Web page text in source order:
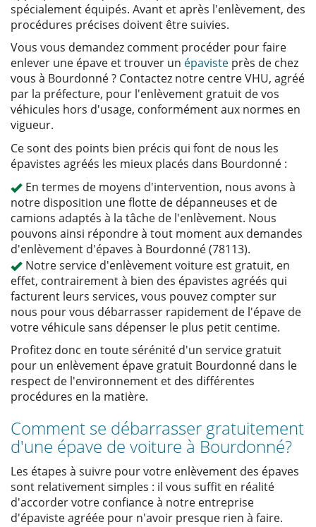
spécialement équipés. Avant et après l'enlèvement, des
procédures précises doivent être suivies.
Vous vous demandez comment procéder pour faire
enlever une épave et trouver un épaviste près de chez
vous à Bourdonné ? Contactez notre centre VHU, agréé
par la préfecture, pour l'enlèvement gratuit de vos
véhicules hors d'usage, conformément aux normes en
vigueur.
Ce sont des points bien précis qui font de nous les
épavistes agréés les mieux placés dans Bourdonné :
En termes de moyens d'intervention, nous avons à
notre disposition une flotte de dépanneuses et de
camions adaptés à la tâche de l'enlèvement. Nous
pouvons ainsi répondre à tout moment aux demandes
d'enlèvement d'épaves à Bourdonné (78113).
Notre service d'enlèvement voiture est gratuit, en
effet, contrairement à bien des épavistes agréés qui
facturent leurs services, vous pouvez compter sur
nous pour vous débarrasser rapidement de l'épave de
votre véhicule sans dépenser le plus petit centime.
Profitez donc en toute sérénité d'un service gratuit
pour un enlèvement épave gratuit Bourdonné dans le
respect de l'environnement et des différentes
procédures en la matière.
Comment se débarrasser gratuitement
d'une épave de voiture à Bourdonné?
Les étapes à suivre pour votre enlèvement des épaves
sont relativement simples : il vous suffit en réalité
d'accorder votre confiance à notre entreprise
d'épaviste agréée pour n'avoir presque rien à faire.